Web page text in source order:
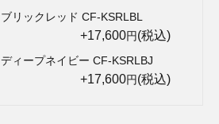
ブリックレッド CF-KSRLBL
+17,600円(税込)
ディープネイビー CF-KSRLBJ
+17,600円(税込)